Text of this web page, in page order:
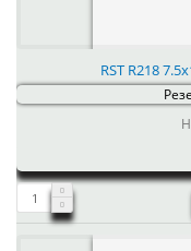
RST R218